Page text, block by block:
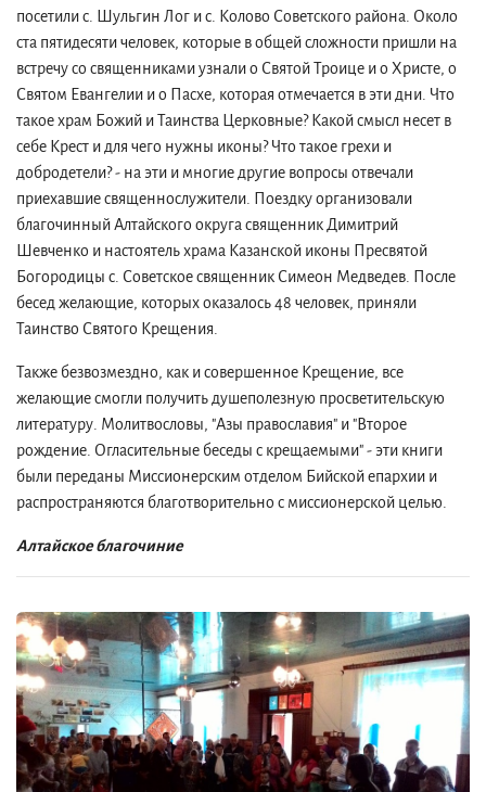
посетили с. Шульгин Лог и с. Колово Советского района. Около
ста пятидесяти человек, которые в общей сложности пришли на
встречу со священниками узнали о Святой Троице и о Христе, о
Святом Евангелии и о Пасхе, которая отмечается в эти дни. Что
такое храм Божий и Таинства Церковные? Какой смысл несет в
себе Крест и для чего нужны иконы? Что такое грехи и
добродетели? - на эти и многие другие вопросы отвечали
приехавшие священнослужители. Поездку организовали
благочинный Алтайского округа священник Димитрий
Шевченко и настоятель храма Казанской иконы Пресвятой
Богородицы с. Советское священник Симеон Медведев. После
бесед желающие, которых оказалось 48 человек, приняли
Таинство Святого Крещения.
Также безвозмездно, как и совершенное Крещение, все
желающие смогли получить душеполезную просветительскую
литературу. Молитвословы, "Азы православия" и "Второе
рождение. Огласительные беседы с крещаемыми" - эти книги
были переданы Миссионерским отделом Бийской епархии и
распространяются благотворительно с миссионерской целью.
Алтайское благочиние